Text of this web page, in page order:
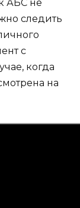
АБС не
следить
с
когда
на